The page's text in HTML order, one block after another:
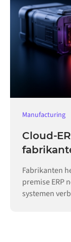
Manufacturing
Cloud-
Fabrikanten
premise ERP
systemen